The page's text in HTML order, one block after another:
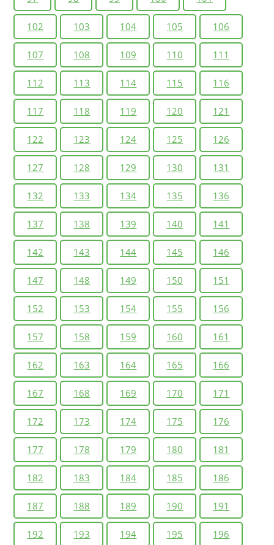
102 103 104 105 106
107 108 109 110 111
112 113 114 115 116
117 118 119 120 121
122 123 124 125 126
127 128 129 130 131
132 133 134 135 136
137 138 139 140 141
142 143 144 145 146
147 148 149 150 151
152 153 154 155 156
157 158 159 160 161
162 163 164 165 166
167 168 169 170 171
172 173 174 175 176
177 178 179 180 181
182 183 184 185 186
187 188 189 190 191
192 193 194 195 196